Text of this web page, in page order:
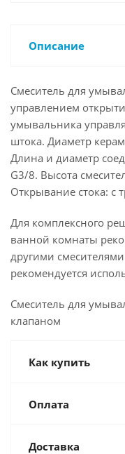
Описание
Смеситель для
управлением
умывальника
штока. Диаметр
Длина и диаметр
G3/8. Высота
Открывание стока: с
Для комплексного
ванной комнаты
другими
рекомендуется
Смеситель для
клапаном
Как купить
Оплата
Доставка